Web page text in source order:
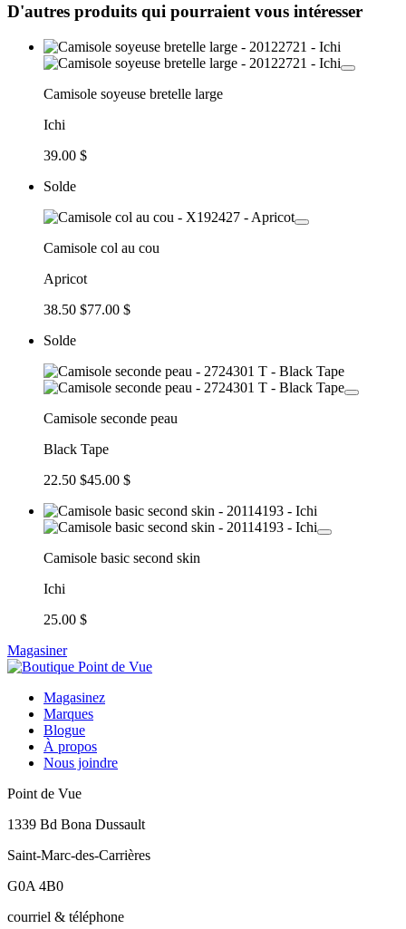
D'autres produits qui pourraient vous intéresser
Camisole soyeuse bretelle large
Ichi
39.00 $
Solde
Camisole col au cou
Apricot
38.50 $77.00 $
Solde
Camisole seconde peau
Black Tape
22.50 $45.00 $
Camisole basic second skin
Ichi
25.00 $
Magasiner
Magasinez
Marques
Blogue
À propos
Nous joindre
Point de Vue
1339 Bd Bona Dussault
Saint-Marc-des-Carrières
G0A 4B0
courriel & téléphone